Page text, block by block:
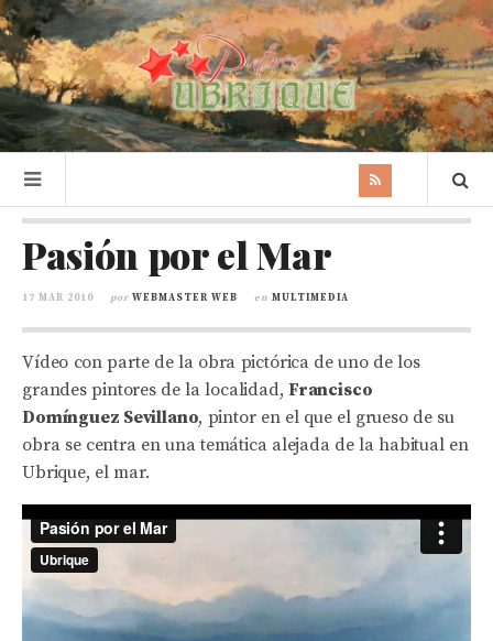
Pasión por el Mar
17 MAR 2010 por WEBMASTER WEB en MULTIMEDIA
Vídeo con parte de la obra pictórica de uno de los
grandes pintores de la localidad, Francisco
Domínguez Sevillano, pintor en el que el grueso de su
obra se centra en una temática alejada de la habitual en
Ubrique, el mar.